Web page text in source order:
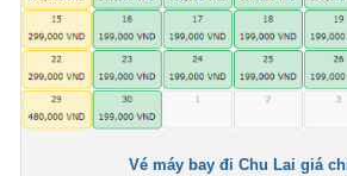
Vé máy bay đi Chu Lai giá